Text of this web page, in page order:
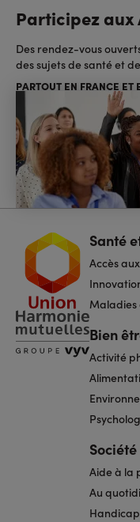
Participez aux
Des rendez-vous
des sujets de santé et
PARTOUT EN FRANCE ET
de
page
Santé
Accès
Bien
Activité
Société
Aide à la
Au
Handicap